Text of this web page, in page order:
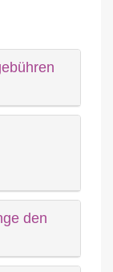
den